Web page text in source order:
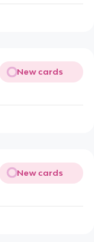
New cards
New cards